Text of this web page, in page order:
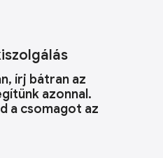
írj bátran az
azonnal.
a csomagot az